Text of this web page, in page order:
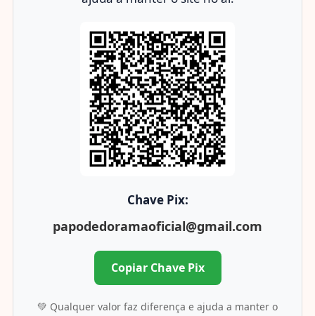
Chave Pix:
papodedoramaoficial@gmail.com
Copiar Chave Pix
💚 Qualquer valor faz diferença e ajuda a manter o